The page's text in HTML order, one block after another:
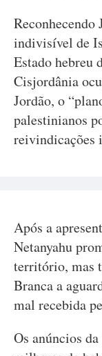
Reconhecendo
indivisível de
Estado hebreu
Cisjordânia
Jordão, o
palestinianos
reivindicações
Após a
Netanyahu
território, mas
Branca a
mal recebida
Os anúncios